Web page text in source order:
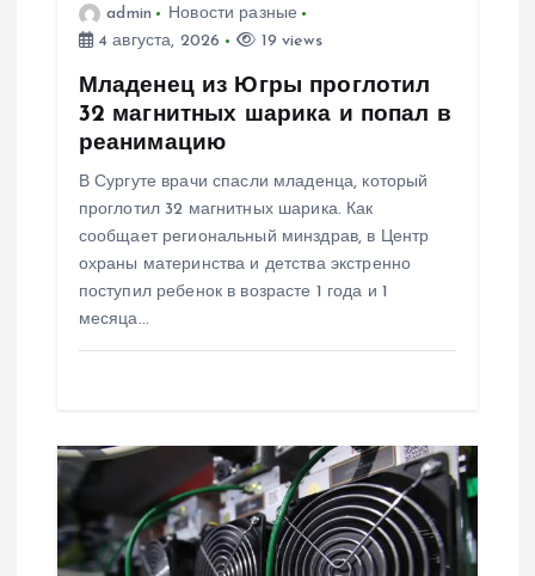
admin
Новости разные
4 августа, 2026
19 views
Младенец из Югры проглотил
32 магнитных шарика и попал в
реанимацию
В Сургуте врачи спасли младенца, который
проглотил 32 магнитных шарика. Как
сообщает региональный минздрав, в Центр
охраны материнства и детства экстренно
поступил ребенок в возрасте 1 года и 1
месяца…